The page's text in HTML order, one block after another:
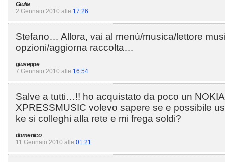
Giulia
2 Gennaio 2010 alle 17:26
Stefano… Allora, vai al menù/musica/lettore
opzioni/aggiorna raccolta…
giuseppe
7 Gennaio 2010 alle 16:54
Salve a tutti…!! ho acquistato da poco un
XPRESSMUSIC volevo sapere se e possibile
ke si colleghi alla rete e mi frega soldi?
domenico
11 Gennaio 2010 alle 01:21